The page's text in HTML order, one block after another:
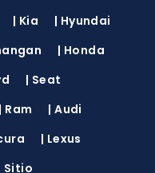
| Kia | Hyundai
| Honda
| Seat
| Ram |Audi
| Lexus
Sitio